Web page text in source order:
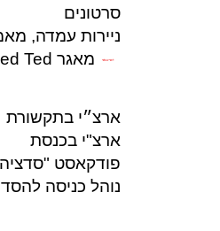
סרטונים
ניירות עמדה,
לחברים בלבד מאגר Med Ted
ארצ״י בתקשורת
ארצ"י בכנסת
פודקאסט
נוהל כניסה